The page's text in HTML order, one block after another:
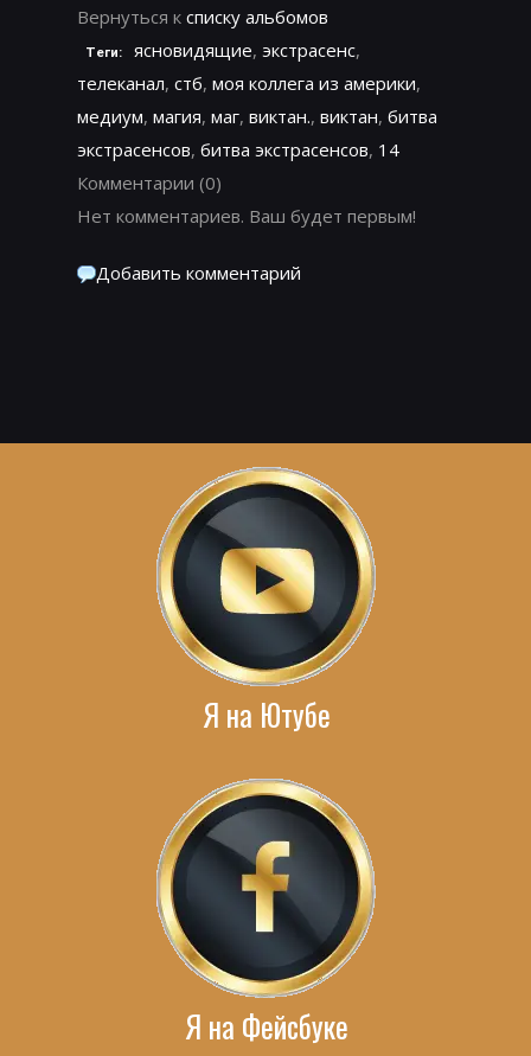
Вернуться к списку альбомов
Теги: ясновидящие, экстрасенс,
телеканал, стб, моя коллега из америки,
медиум, магия, маг, виктан., виктан, битва
экстрасенсов, битва экстрасенсов, 14
Комментарии (0)
Нет комментариев. Ваш будет первым!
Добавить комментарий
Я на Ютубе
Я на Фейсбуке